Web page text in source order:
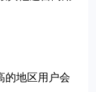
的地区用户会